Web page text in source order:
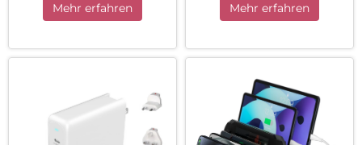
Mehr erfahren Mehr erfahren